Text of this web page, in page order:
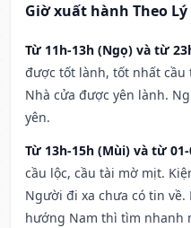
Giờ xuất hành Theo
Từ 11h-13h (Ngọ) và từ
được tốt lành, tốt nhất cầu
Nhà cửa được yên lành.
yên.
Từ 13h-15h (Mùi) và từ
cầu lộc, cầu tài mờ mịt.
Người đi xa chưa có tin
hướng Nam thì tìm nhanh